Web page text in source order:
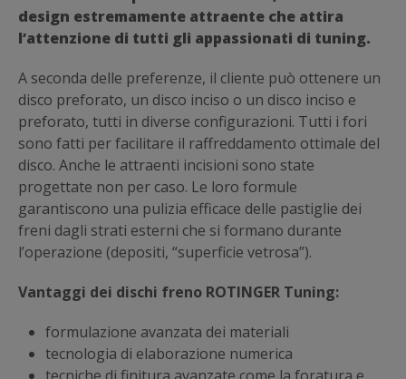
design estremamente attraente che attira
l’attenzione di tutti gli appassionati di tuning.
A seconda delle preferenze, il cliente può ottenere un
disco preforato, un disco inciso o un disco inciso e
preforato, tutti in diverse configurazioni. Tutti i fori
sono fatti per facilitare il raffreddamento ottimale del
disco. Anche le attraenti incisioni sono state
progettate non per caso. Le loro formule
garantiscono una pulizia efficace delle pastiglie dei
freni dagli strati esterni che si formano durante
l’operazione (depositi, “superficie vetrosa”).
Vantaggi dei dischi freno ROTINGER Tuning:
formulazione avanzata dei materiali
tecnologia di elaborazione numerica